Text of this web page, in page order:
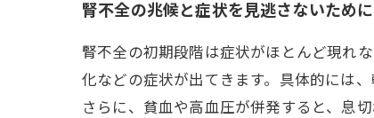
腎不全の兆候と症状を見逃さないために
腎不全の初期段階は症状がほとんど現れ
化などの症状が出てきます。具体的には
さらに、貧血や高血圧が併発すると、息